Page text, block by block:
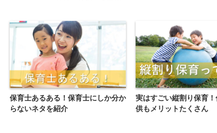
保育士あるある！保育士にしか分か
らないネタを紹介
実はすごい縦割り保育
供もメリットたくさん